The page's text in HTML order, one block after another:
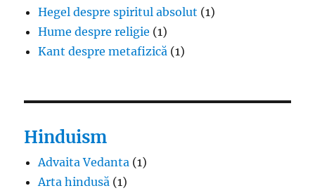
Hegel despre spiritul absolut (1)
Hume despre religie (1)
Kant despre metafizică (1)
Hinduism
Advaita Vedanta (1)
Arta hindusă (1)